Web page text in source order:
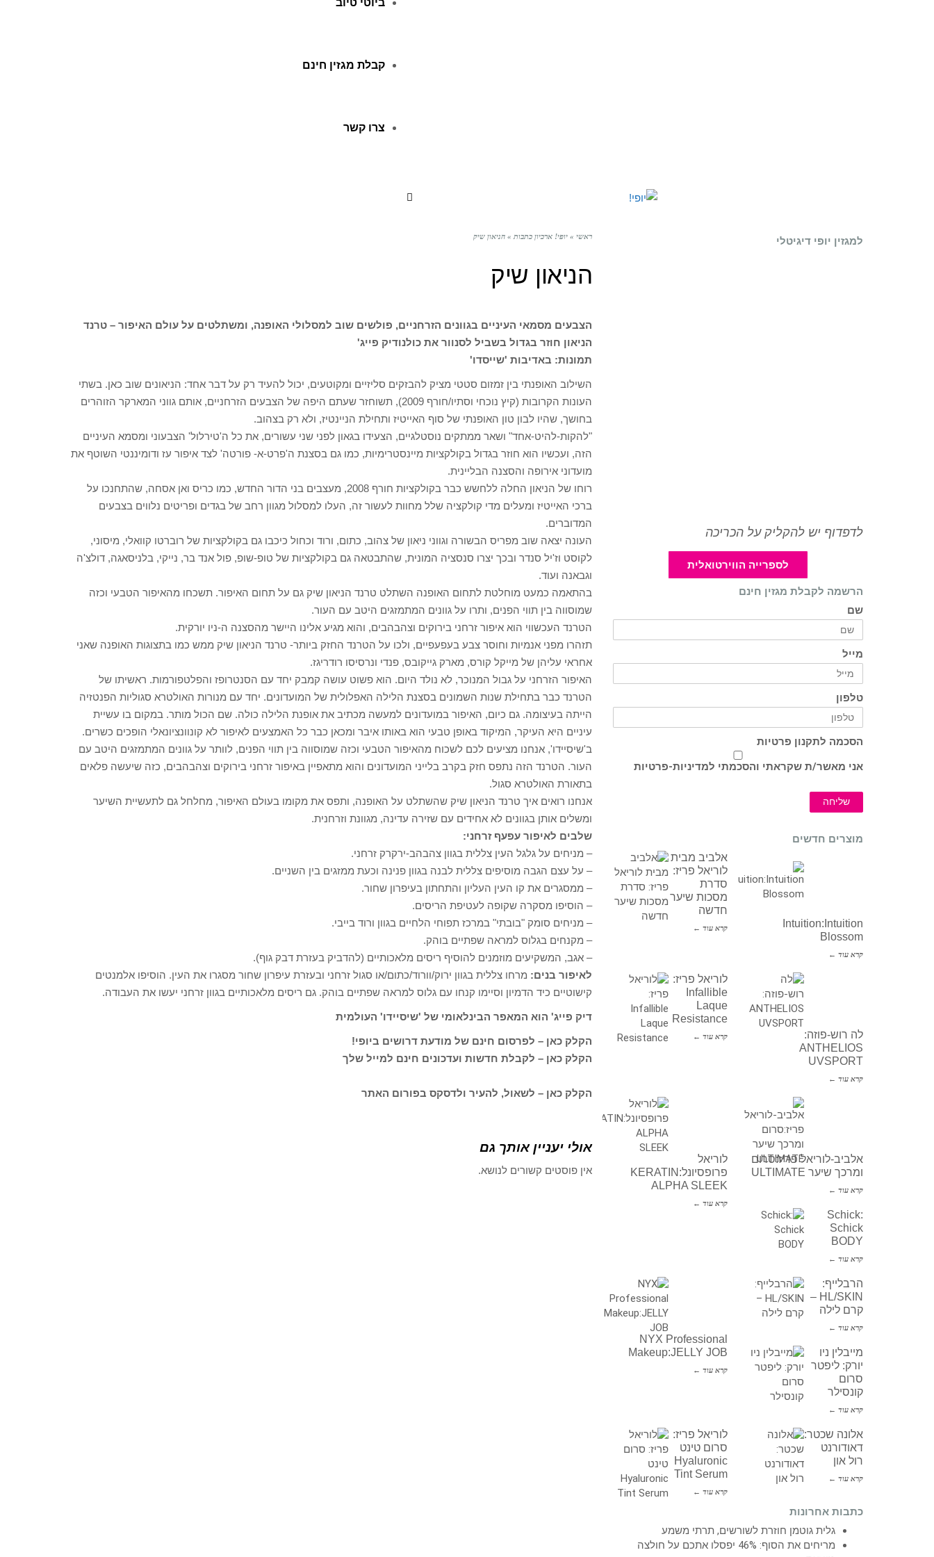
ביוטי טיוב
קבלת מגזין חינם
צרו קשר
ראשי » יופי! ארכיון כתבות » הניאון שיק
הניאון שיק
הצבעים מסמאי העיניים בגוונים הזרחניים, פולשים שוב למסלולי האופנה, ומשתלטים על עולם האיפור – טרנד
הניאון חוזר בגדול בשביל לסנוור את כולנודיק פייג'
תמונות: באדיבות 'שייסדו'
השילוב האופנתי בין זמזום סטטי מציק להבזקים סליזיים ומקוטעים, יכול להעיד רק על דבר אחד: הניאונים שוב כאן. בשתי
העונות הקרובות (קיץ נוכחי וסתיו/חורף 2009), תשוחזר שעתם היפה של הצבעים הזרחניים, אותם גווני המארקר הזוהרים
בחושך, שהיו לבון טון האופנתי של סוף האייטיז ותחילת הניינטיז, ולא רק בצהוב.
"להקות-להיט-אחד" ושאר ממתקים נוסטלגיים, הצעידו בגאון לפני שני עשורים, את כל ה'טירלול' הצבעוני ומסמא העיניים
הזה, ועכשיו הוא חוזר בגדול בקולקציות מיינסטרימיות, כמו גם בסצנת ה'פרט-א- פורטה' לצד איפור עז ודומיננטי השוטף את
מועדוני אירופה והסצנה הבליינית.
רוחו של הניאון החלה ללחשש כבר בקולקציות חורף 2008, מעצבים בני הדור החדש, כמו כריס ואן אסחה, שהתחנכו על
ברכי האייטיז ומעלים מדי קולקציה שלל מחוות לעשור זה, העלו למסלול מגוון רחב של בגדים ופריטים נלווים בצבעים
המדוברים.
העונה יצאה שוב מפריס הבשורה וגווני ניאון של צהוב, כתום, ורוד וכחול כיכבו גם בקולקציות של רוברטו קוואלי, מיסוני,
לקוסט וז'יל סנדר ובכך יצרו סנסציה המונית, שהתבטאה גם בקולקציות של טופ-שופ, פול אנד בר, נייקי, בלניסאגה, דולצ'ה
וגבאנה ועוד.
בהתאמה כמעט מוחלטת לתחום האופנה השתלט טרנד הניאון שיק גם על תחום האיפור. תשכחו מהאיפור הטבעי וכזה
שמוסווה בין תווי הפנים, ותרו על גוונים המתמזגים היטב עם העור.
הטרנד העכשווי הוא איפור זרחני בירוקים וצהבהבים, והוא מגיע אלינו היישר מהסצנה ה-ניו יורקית.
תזהרו מפני אנמיות וחוסר צבע בעפעפיים, ולכו על הטרנד החזק ביותר- טרנד הניאון שיק ממש כמו בתצוגות האופנה שאני
אחראי עליהן של מייקל קורס, מארק גייקובס, פנדי ונרסיסו רודריגז.
האיפור הזרחני על גבול המנוכר, לא נולד היום. הוא פשוט עושה קמבק יחד עם הסנטרופז והפלטפורמות. ראשיתו של
הטרנד כבר בתחילת שנות השמונים בסצנת הלילה האפלולית של המועדונים. יחד עם מנורות האולטרא סגוליות הפנטזיה
הייתה בעיצומה. גם כיום, האיפור במועדונים למעשה מכתיב את אופנת הלילה כולה. שם הכול מותר. במקום בו עשיית
עיניים היא העיקר, המיקוד באופן טבעי הוא באותו איבר ומכאן כבר כל האמצעים לאיפור לא קונוונציונאלי הופכים כשרים.
ב'שיסיידו', אנחנו מציעים לכם לשכוח מהאיפור הטבעי וכזה שמוסווה בין תווי הפנים, לוותר על גוונים המתמזגים היטב עם
העור. הטרנד הזה נתפס חזק בקרב בלייני המועדונים והוא מתאפיין באיפור זרחני בירוקים וצהבהבים, כזה שיעשה פלאים
בתאורת האולטרא סגול.
אנחנו רואים איך טרנד הניאון שיק שהשתלט על האופנה, ותפס את מקומו בעולם האיפור, מחלחל גם לתעשיית השיער
ומשלים אותן בגוונים לא אחידים עם שזירה עדינה, מגוונת וזרחנית.
שלבים לאיפור עפעף זרחני:
– מניחים על גלגל העין צללית בגוון צהבהב-ירקרק זרחני.
– על עצם הגבה מוסיפים צללית לבנה בגוון פנינה וכעת ממזגים בין השניים.
– ממסגרים את קו העין העליון והתחתון בעיפרון שחור.
– הוסיפו מסקרה שקופה לעטיפת הריסים.
– מניחים סומק "בובתי" במרכז תפוחי הלחיים בגוון ורוד בייבי.
– מקנחים בגלוס למראה שפתיים בוהק.
– אגב, המשקיעים מוזמנים להוסיף ריסים מלאכותיים (להדביק בעזרת דבק גוף).
לאיפור בנים: מרחו צללית בגוון ירוק/וורוד/כתום/או סגול זרחני ובעזרת עיפרון שחור מסגרו את העין. הוסיפו אלמנטים
קישוטיים כיד הדמיון וסיימו קנחו עם גלוס למראה שפתיים בוהק. גם ריסים מלאכותיים בגוון זרחני יעשו את העבודה.
דיק פייג' הוא המאפר הבינלאומי של 'שיסיידו' העולמית
הקלק כאן – לפרסום חינם של מודעת דרושים ביופי!
הקלק כאן – לקבלת חדשות ועדכונים חינם למייל שלך
הקלק כאן – לשאול, להעיר ולדסקס בפורום האתר
אולי יעניין אותך גם
אין פוסטים קשורים לנושא.
למגזין יופי דיגיטלי
לדפדוף יש להקליק על הכריכה
לספרייה הווירטואלית
הרשמה לקבלת מגזין חינם
שם
מייל
טלפון
הסכמה לתקנון פרטיות
אני מאשר/ת שקראתי והסכמתי למדיניות-פרטיות
שליחה
מוצרים חדשים
אלביב מבית
לוריאל פריז:
סדרת
מסכות שיער
חדשה
קרא עוד ←
Intuition:Intuition
Blossom
קרא עוד ←
לוריאל פריז:
Infallible
Laque
Resistance
קרא עוד ←
לה רוש-פוזה:
ANTHELIOS
UVSPORT
קרא עוד ←
לוריאל
פרופסיונל:KERATIN
ALPHA SLEEK
קרא עוד ←
אלביב-לוריאל פריז:סרום
ומרכך שיער ULTIMATE
קרא עוד ←
Schick:
Schick
BODY
קרא עוד ←
NYX Professional
Makeup:JELLY JOB
קרא עוד ←
הרבלייף:
HL/SKIN –
קרם לילה
קרא עוד ←
מייבלין ניו
יורק: ליפטר
סרום
קונסילר
קרא עוד ←
לוריאל פריז:
סרום טינט
Hyaluronic
Tint Serum
קרא עוד ←
אלונה שכטר:
דאודורנט
רול און
קרא עוד ←
כתבות אחרונות
גלית גוטמן חוזרת לשורשים, תרתי משמע
מריחים את הסוף: 46% יפסלו אתכם על חולצה